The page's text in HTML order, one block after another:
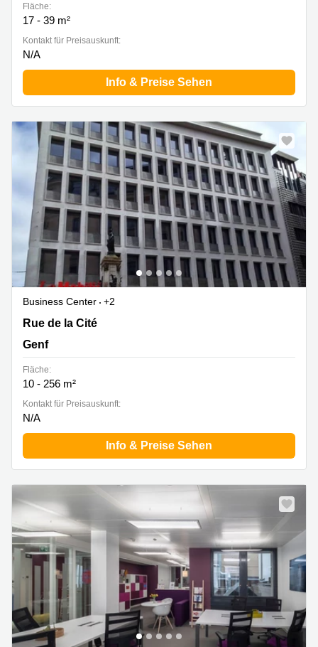
Fläche:
17 - 39 m²
Kontakt für Preisauskunft:
N/A
Info & Preise Sehen
Business Center
+2
Rue de la Cité 1, Genf
Rue de la Cité
Genf
Fläche:
10 - 256 m²
Kontakt für Preisauskunft:
N/A
Info & Preise Sehen